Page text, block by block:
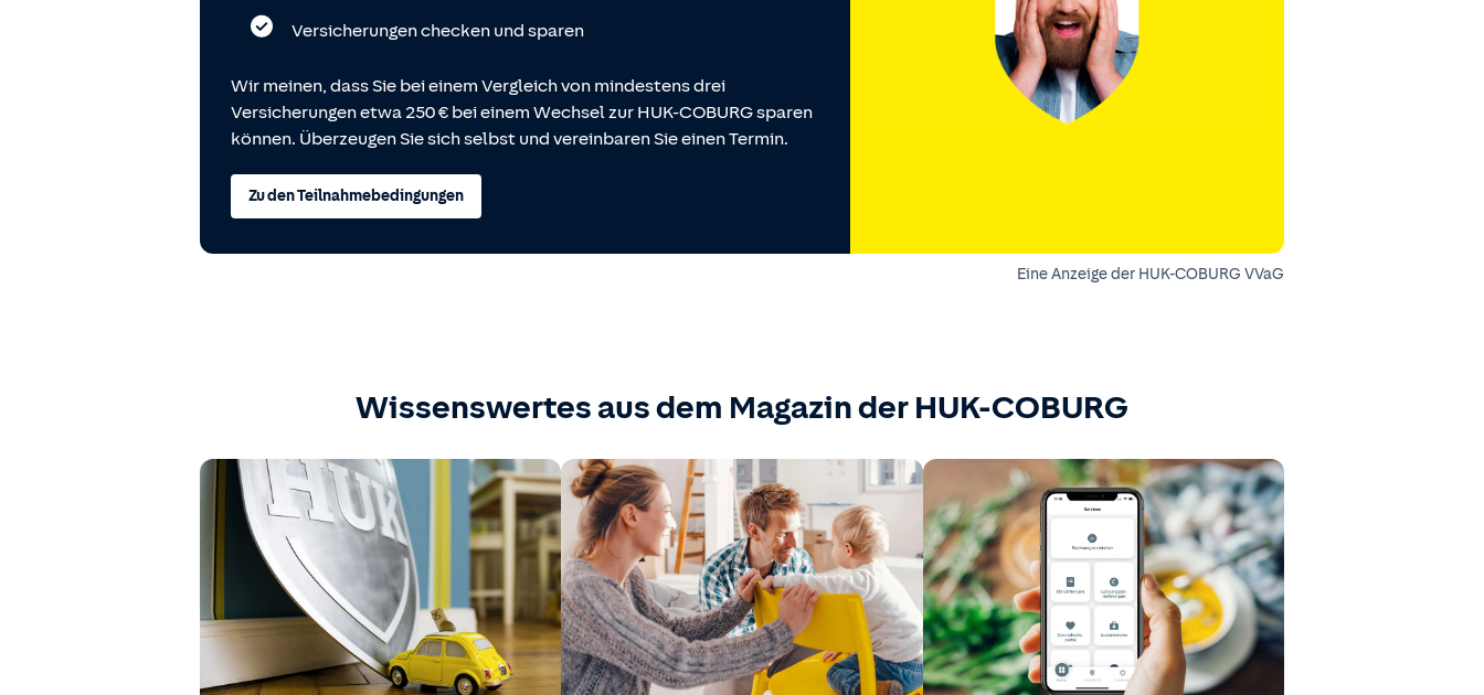
Versicherungen checken und sparen
Wir meinen, dass Sie bei einem Vergleich von mindestens drei
Versicherungen etwa 250 € bei einem Wechsel zur HUK-COBURG sparen
können. Überzeugen Sie sich selbst und vereinbaren Sie einen Termin.
Zu den Teilnahmebedingungen
Eine Anzeige der HUK-COBURG VVaG
Wissenswertes aus dem Magazin der HUK-COBURG